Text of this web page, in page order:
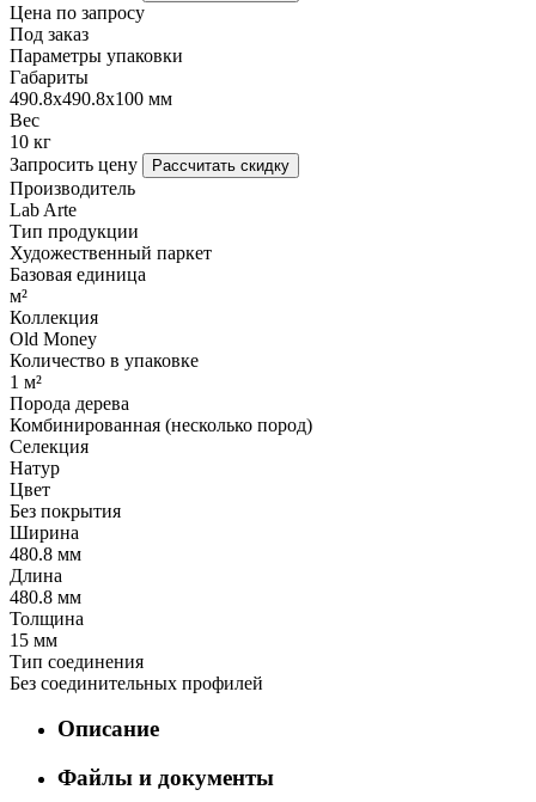
Цена по запросу
Под заказ
Параметры упаковки
Габариты
490.8х490.8х100 мм
Вес
10 кг
Запросить цену
Рассчитать скидку
Производитель
Lab Arte
Тип продукции
Художественный паркет
Базовая единица
м²
Коллекция
Old Money
Количество в упаковке
1 м²
Порода дерева
Комбинированная (несколько пород)
Селекция
Натур
Цвет
Без покрытия
Ширина
480.8 мм
Длина
480.8 мм
Толщина
15 мм
Тип соединения
Без соединительных профилей
Описание
Файлы и документы